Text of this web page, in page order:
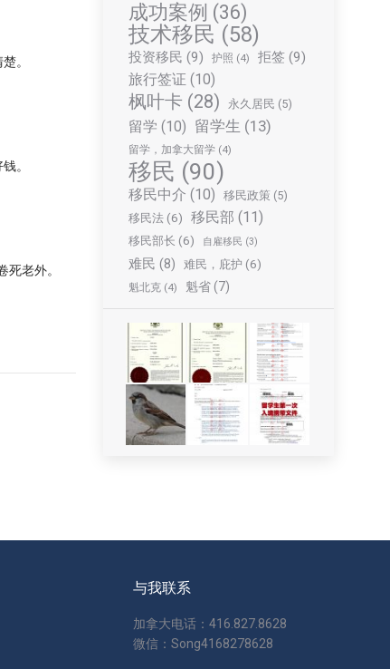
。
。
老外。
成功案例 (36)
技术移民 (58)
投资移民 (9) 护照 (4) 拒签 (9)
旅行签证 (10)
枫叶卡 (28) 永久居民 (5)
留学 (10) 留学生 (13)
留学，加拿大留学 (4)
移民 (90)
移民中介 (10) 移民政策 (5)
移民法 (6) 移民部 (11)
移民部长 (6) 自雇移民 (3)
难民 (8) 难民，庇护 (6)
魁北克 (4) 魁省(7)
与我联系
加拿大电话：416.827.8628
微信：Song4168278628